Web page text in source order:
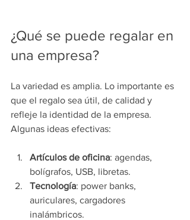
¿Qué se puede regalar en
una empresa?
La variedad es amplia. Lo importante es
que el regalo sea útil, de calidad y
refleje la identidad de la empresa.
Algunas ideas efectivas:
Artículos de oficina: agendas,
bolígrafos, USB, libretas.
Tecnología: power banks,
auriculares, cargadores
inalámbricos.